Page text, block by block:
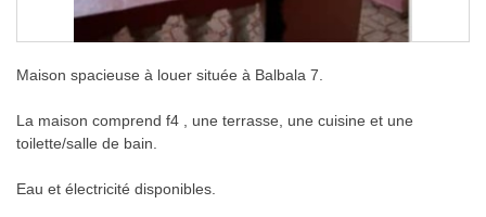
Maison spacieuse à louer située à Balbala 7.
La maison comprend f4 , une terrasse, une cuisine et une
toilette/salle de bain.
Eau et électricité disponibles.